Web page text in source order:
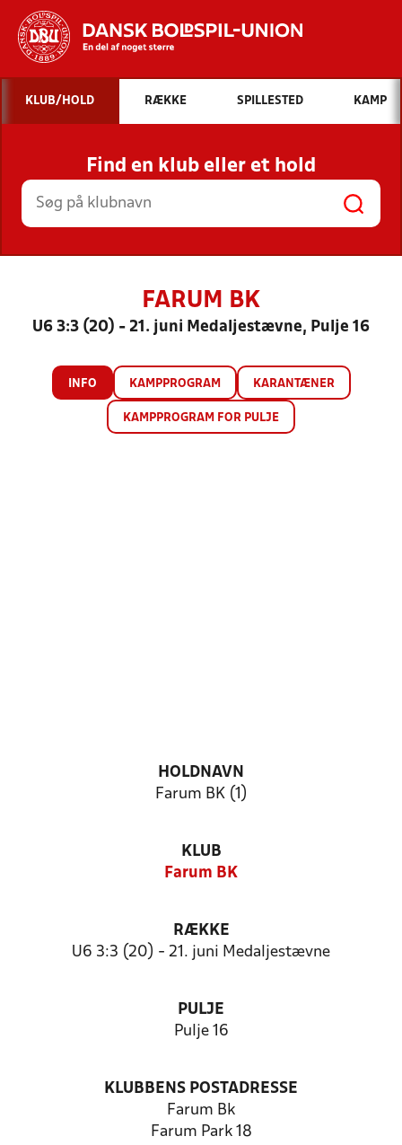
Hvad vil du søge efter?
INDHOLD OG NYHEDER
STILLINGER, RESULTATER, KLUBBER OG
HOLD
KLUB/HOLD RÆKKE SPILLESTED KAMP
Find en klub eller et hold
FARUM BK
U6 3:3 (20) - 21. juni Medaljestævne, Pulje 16
INFO KAMPPROGRAM KARANTÆNER
KAMPPROGRAM FOR PULJE
HOLDNAVN
Farum BK (1)
KLUB
Farum BK
RÆKKE
U6 3:3 (20) - 21. juni Medaljestævne
PULJE
Pulje 16
KLUBBENS POSTADRESSE
Farum Bk
Farum Park 18